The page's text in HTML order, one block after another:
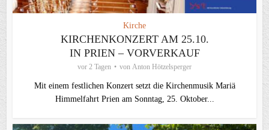
Kirche
KIRCHENKONZERT AM 25.10.
IN PRIEN – VORVERKAUF
vor 2 Tagen von Anton Hötzelsperger
Mit einem festlichen Konzert setzt die Kirchenmusik Mariä
Himmelfahrt Prien am Sonntag, 25. Oktober...